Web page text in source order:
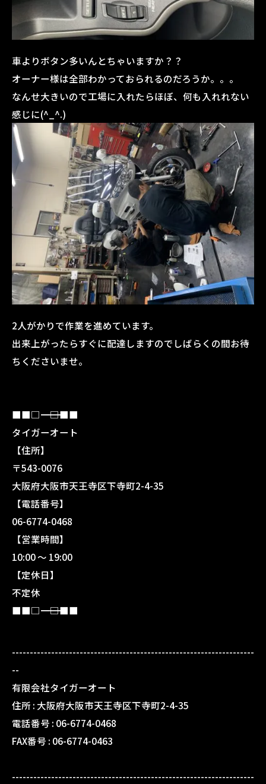
車よりボタン多いんとちゃいますか？？
オーナー様は全部わかっておられるのだろうか。。。
なんせ大きいので工場に入れたらほぼ、何も入れれない
感じに(^_^.)
2人がかりで作業を進めています。
出来上がったらすぐに配達しますのでしばらくの間お待
ちくださいませ。
■■□―――――――――――――――――――□■■
タイガーオート
【住所】
〒543-0076
大阪府大阪市天王寺区下寺町2-4-35
【電話番号】
06-6774-0468
【営業時間】
10:00 〜 19:00
【定休日】
不定休
■■□―――――――――――――――――――□■■
--------------------------------------------------------------------
--
有限会社タイガーオート
住所 : 大阪府大阪市天王寺区下寺町2-4-35
電話番号 : 06-6774-0468
FAX番号 : 06-6774-0463
--------------------------------------------------------------------